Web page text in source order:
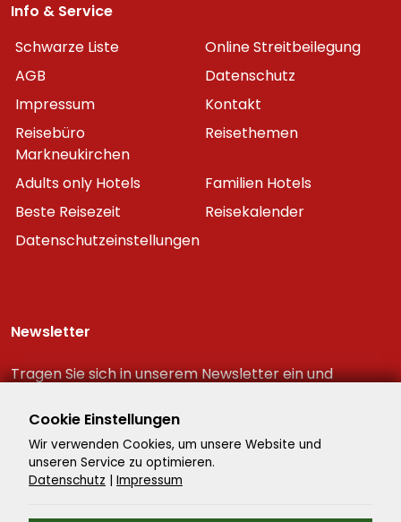
Info & Service
Schwarze Liste
Online Streitbeilegung
AGB
Datenschutz
Impressum
Kontakt
Reisebüro
Markneukirchen
Reisethemen
Adults only Hotels
Familien Hotels
Beste Reisezeit
Reisekalender
Datenschutzeinstellungen
Newsletter
Tragen Sie sich in unserem Newsletter ein und
Reiseschnäppchen!
Cookie Einstellungen
Wir verwenden Cookies, um unsere Website und
unseren Service zu optimieren.
Datenschutz | Impressum